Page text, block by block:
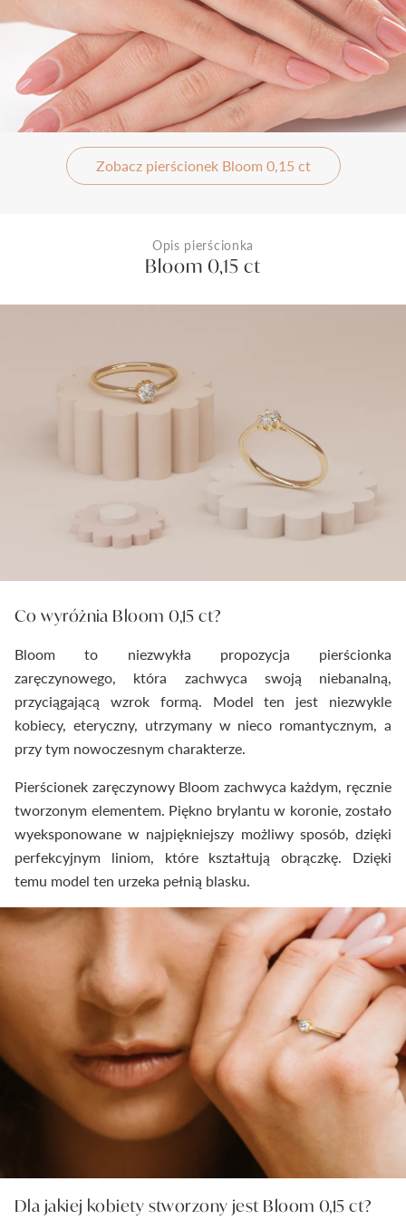
Zobacz pierścionek Bloom 0,15 ct
Opis pierścionka
Bloom 0,15 ct
Co wyróżnia Bloom 0,15 ct?
Bloom to niezwykła propozycja pierścionka
zaręczynowego, która zachwyca swoją niebanalną,
przyciągającą wzrok formą. Model ten jest niezwykle
kobiecy, eteryczny, utrzymany w nieco romantycznym, a
przy tym nowoczesnym charakterze.
Pierścionek zaręczynowy Bloom zachwyca każdym, ręcznie
tworzonym elementem. Piękno brylantu w koronie, zostało
wyeksponowane w najpiękniejszy możliwy sposób, dzięki
perfekcyjnym liniom, które kształtują obrączkę. Dzięki
temu model ten urzeka pełnią blasku.
Dla jakiej kobiety stworzony jest Bloom 0,15 ct?